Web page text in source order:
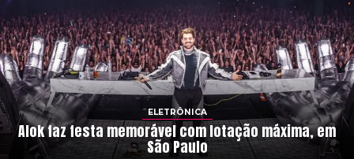
ELETRÔNICA
Alok faz festa memorável com lotação máxima, em
São Paulo